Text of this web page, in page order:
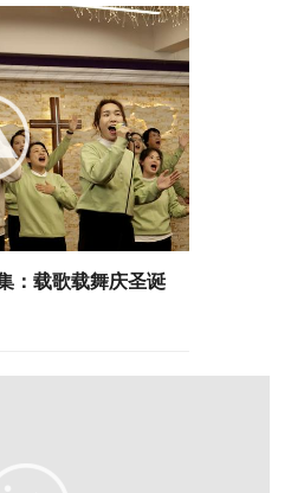
：载歌载舞庆圣诞